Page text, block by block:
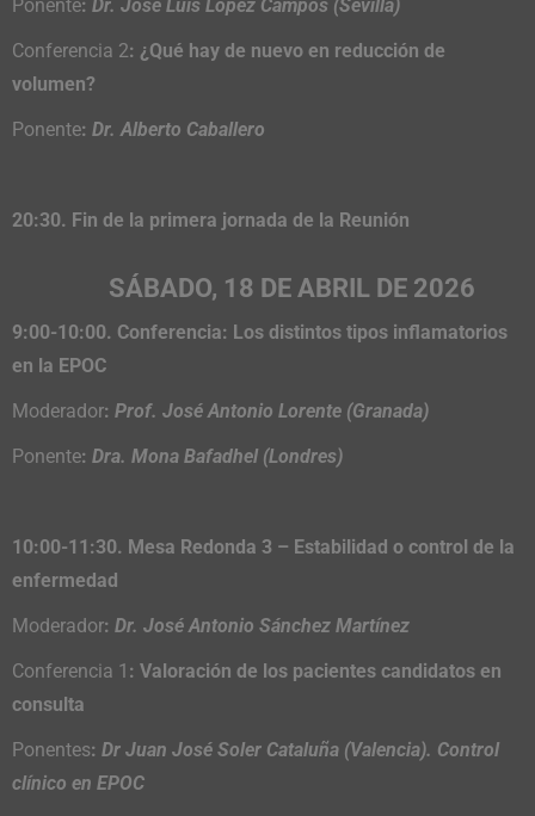
Ponente: Dr. José Luis López Campos (Sevilla)
Conferencia 2: ¿Qué hay de nuevo en reducción de
volumen?
Ponente: Dr. Alberto Caballero
20:30. Fin de la primera jornada de la Reunión
SÁBADO, 18 DE ABRIL DE 2026
9:00-10:00. Conferencia: Los distintos tipos inflamatorios
en la EPOC
Moderador: Prof. José Antonio Lorente (Granada)
Ponente: Dra. Mona Bafadhel (Londres)
10:00-11:30. Mesa Redonda 3 – Estabilidad o control de la
enfermedad
Moderador: Dr. José Antonio Sánchez Martínez
Conferencia 1 : Valoración de los pacientes candidatos en
consulta
Ponentes: Dr Juan José Soler Cataluña (Valencia). Control
clínico en EPOC